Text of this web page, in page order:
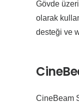
Gövde
olarak
desteği ve
CineBeam